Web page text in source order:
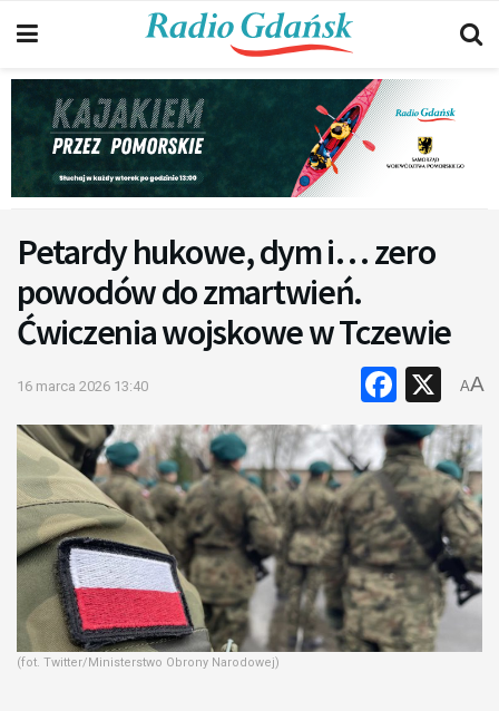
Petardy hukowe, dym i… zero
powodów do zmartwień.
Ćwiczenia wojskowe w Tczewie
16 marca 2026 13:40 X
AA
(fot. Twitter/Ministerstwo Obrony Narodowej)